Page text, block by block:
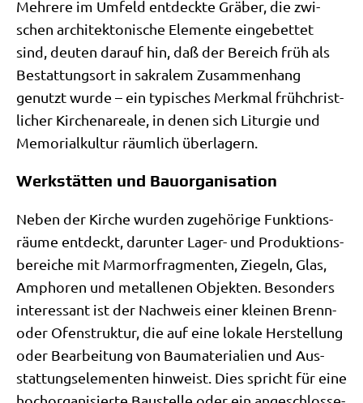
Meh­re­re im Umfeld ent­deck­te Grä­ber, die zwi­
schen archi­tek­to­ni­sche Ele­men­te ein­ge­bet­tet
sind, deu­ten dar­auf hin, daß der Bereich früh als
Bestat­tungs­ort in sakra­lem Zusam­men­hang
genutzt wur­de – ein typi­sches Merk­mal früh­christ­
li­cher Kir­chen­area­le, in denen sich Lit­ur­gie und
Memo­ri­al­kul­tur räum­lich überlagern.
Werkstätten und Bauorganisation
Neben der Kir­che wur­den zuge­hö­ri­ge Funk­ti­ons­
räu­me ent­deckt, dar­un­ter Lager- und Pro­duk­ti­ons­
be­rei­che mit Mar­mor­frag­men­ten, Zie­geln, Glas,
Ampho­ren und metal­le­nen Objek­ten. Beson­ders
inter­es­sant ist der Nach­weis einer klei­nen Brenn-
oder Ofen­struk­tur, die auf eine loka­le Her­stel­lung
oder Bear­bei­tung von Bau­ma­te­ria­li­en und Aus­
stat­tungs­ele­men­ten hin­weist. Dies spricht für eine